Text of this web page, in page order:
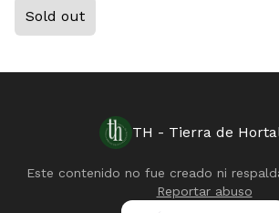
Sold out
TH - Tierra de
Este contenido no fue creado ni
Reportar abuso